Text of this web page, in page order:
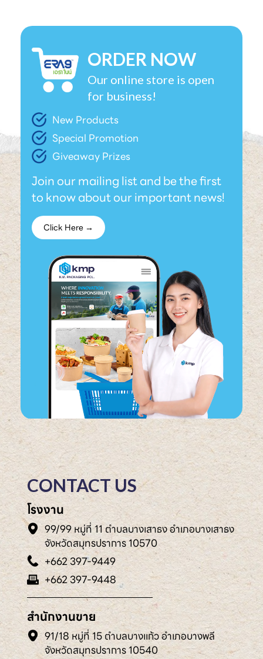
ORDER NOW
Our online store is open
for business!
New Products
Special Promotion
Giveaway Prizes
Join our mailing list and be the first
to know about our important news!
Click Here →
CONTACT US
โรงงาน
99/99 หมู่ที่ 11 ตำบลบางเสาธง อำเภอบางเสาธง
จังหวัดสมุทรปราการ 10570
+662 397-9449
+662 397-9448
สำนักงานขาย
91/18 หมู่ที่ 15 ตำบลบางแก้ว อำเภอบางพลี
จังหวัดสมุทรปราการ 10540